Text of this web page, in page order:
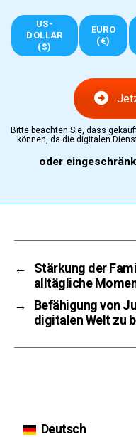
US-
DOLLAR
($)
EURO
(€)
Bitte beachten Sie, dass
können, da die digitalen
oder
←
Stärkung der
alltägliche
→
Befähigung von
digitalen Welt zu
Deutsch